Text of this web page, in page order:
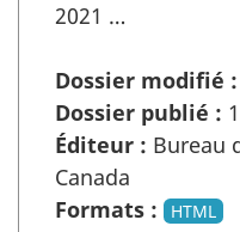
2021 …
Dossier modifié :
Dossier publié :
Éditeur : Bureau
Canada
Formats :
HTML